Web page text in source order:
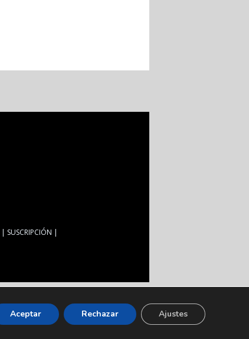
SUSCRIPCIÓN
Aceptar Rechazar Ajustes